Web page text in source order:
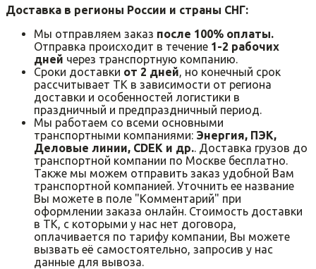
Доставка в регионы России и страны СНГ:
Мы отправляем заказ после 100% оплаты.
Отправка происходит в течение 1-2 рабочих
дней через транспортную компанию.
Сроки доставки от 2 дней , но конечный срок
рассчитывает ТК в зависимости от региона
доставки и особенностей логистики в
праздничный и предпраздничный период.
Мы работаем со всеми основными
транспортными компаниями: Энергия, ПЭК,
Деловые линии, CDEK и др. . Доставка грузов до
транспортной компании по Москве бесплатно.
Также мы можем отправить заказ удобной Вам
транспортной компанией. Уточнить ее название
Вы можете в поле "Комментарий" при
оформлении заказа онлайн. Стоимость доставки
в ТК, с которыми у нас нет договора,
оплачивается по тарифу компании, Вы можете
вызвать её самостоятельно, запросив у нас
данные для вывоза.